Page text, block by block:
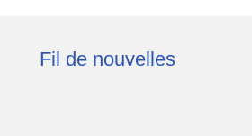
Fil de nouvelles